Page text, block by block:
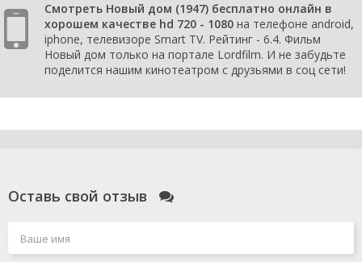
Смотреть Новый дом (1947) бесплатно онлайн в
хорошем качестве hd 720 - 1080 на телефоне android,
iphone, телевизоре Smart TV. Рейтинг - 6.4. Фильм
Новый дом только на портале Lordfilm. И не забудьте
поделится нашим кинотеатром с друзьями в соц сети!
Оставь свой отзыв